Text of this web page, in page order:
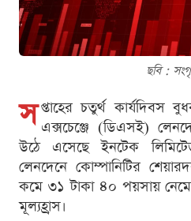
ছবি :
স প্তাহের চতুর্থ কার্যদিবস
এক্সচেঞ্জে (ডিএসই)
উঠে এসেছে ইনটেক
লেনদেনে কোম্পানিটির
কমে ৩১ টাকা ৪০ পয়সায়
মূল্যহ্রাস।